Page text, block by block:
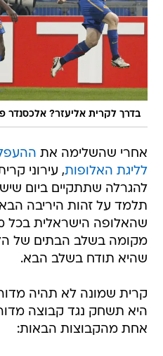
בדרך לקרית אליעזר? אלכסנדר
אחרי שהשלימה את
לליגת האלופות, עירוני
תלמד על זהות היריבה
שהאלופה הישראלית
מקומה בשלב הבתים של
שהיא תודח בשלב הבא.
קרית שמונה לא תהיה
היא תשחק נגד קבוצה
אחת מהקבוצות הבאות: